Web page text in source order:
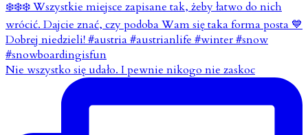
Nie wszystko się udało. I pewnie nikogo nie zaskoc